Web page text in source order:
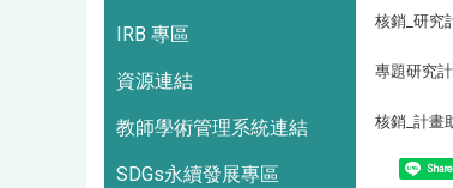
IRB 專區
資源連結
教師學術管理系統連結
SDGs永續發展專區
核銷_研究
專題研究
核銷_計畫
Share